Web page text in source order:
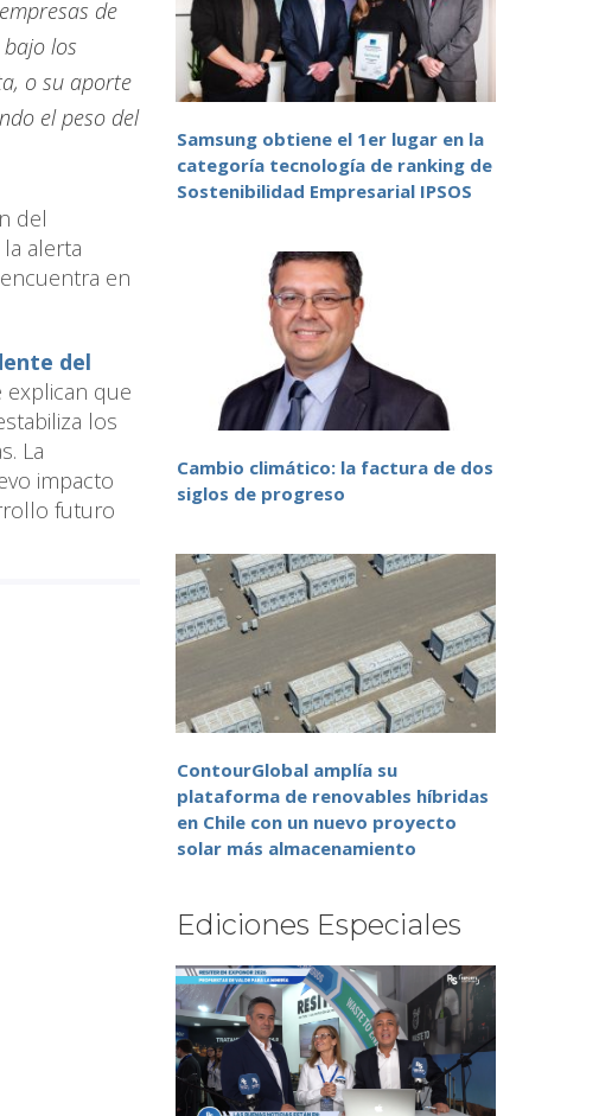
de
los
o su aporte
el peso del
del
alerta
en
del
explican que
los
La
impacto
futuro
Samsung obtiene el 1er lugar en la
categoría tecnología de ranking de
Sostenibilidad Empresarial IPSOS
Cambio climático: la factura de dos
siglos de progreso
ContourGlobal amplía su
plataforma de renovables híbridas
en Chile con un nuevo proyecto
solar más almacenamiento
Ediciones Especiales